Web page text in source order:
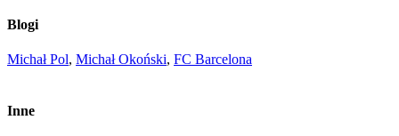
Blogi
Michał Pol, Michał Okoński, FC Barcelona
Inne